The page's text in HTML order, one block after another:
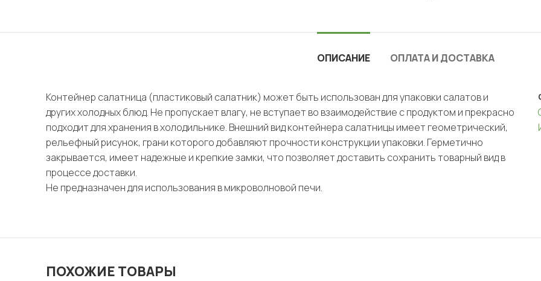
ОПИСАНИЕ ОПЛАТА И ДОСТАВКА
Контейнер салатница (пластиковый салатник) может быть использован для упаковки салатов и
других холодных блюд. Не пропускает влагу, не вступает во взаимодействие с продуктом и прекрасно
подходит для хранения в холодильнике. Внешний вид контейнера салатницы имеет геометрический,
рельефный рисунок, грани которого добавляют прочности конструкции упаковки. Герметично
закрывается, имеет надежные и крепкие замки, что позволяет доставить сохранить товарный вид в
процессе доставки.
Не предназначен для использования в микроволновой печи.
ПОХОЖИЕ ТОВАРЫ